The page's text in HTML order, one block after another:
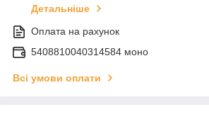
Детальніше
Оплата на рахунок
5408810040314584 моно
Всі умови оплати